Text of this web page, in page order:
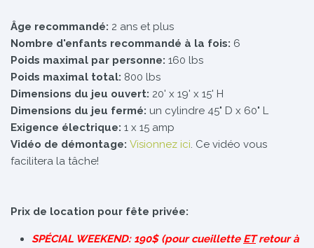
Âge recommandé: 2 ans et plus
Nombre d'enfants recommandé à la fois: 6
Poids maximal par personne: 160 lbs
Poids maximal total: 800 lbs
Dimensions du jeu ouvert: 20' x 19' x 15' H
Dimensions du jeu fermé: un cylindre 45" D x 60" L
Exigence électrique: 1 x 15 amp
Vidéo de démontage: Visionnez ici. Ce vidéo vous
facilitera la tâche!
Prix de location pour fête privée:
SPÉCIAL WEEKEND: 190$ (pour cueillette ETretour à